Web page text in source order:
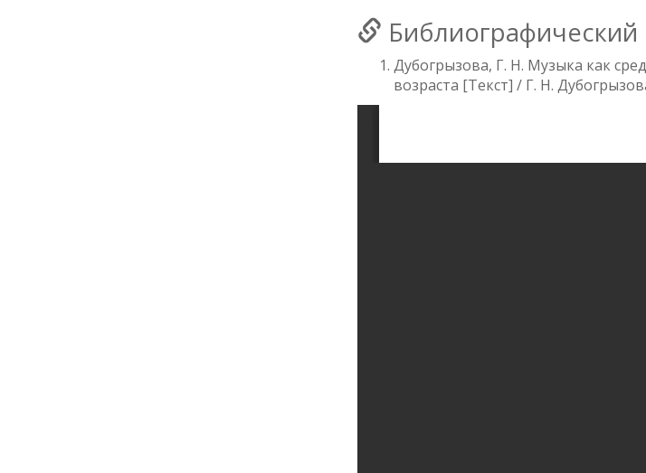
Библиографический
Дубогрызова, Г. Н. Музыка как
возраста [Текст] / Г. Н.